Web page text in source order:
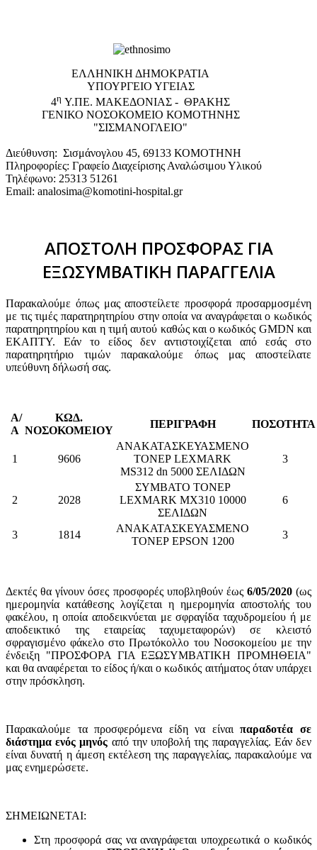
EΛΛΗΝΙΚΗ ΔΗΜΟΚΡΑΤΙΑ
ΥΠΟΥΡΓΕΙΟ ΥΓΕΙΑΣ
4η Υ.ΠΕ. ΜΑΚΕΔΟΝΙΑΣ - ΘΡΑΚΗΣ
ΓΕΝΙΚΟ NΟΣΟΚΟΜΕΙΟ ΚΟΜΟΤΗΝΗΣ
"ΣΙΣΜΑΝΟΓΛΕΙΟ"
Διεύθυνση: Σισμάνογλου 45, 69133 ΚΟΜΟΤΗΝΗ
Πληροφορίες: Γραφείο Διαχείρισης Αναλώσιμου Υλικού
Τηλέφωνο: 25313 51261
Email: analosima@komotini-hospital.gr
ΑΠΟΣΤΟΛΗ ΠΡΟΣΦΟΡΑΣ ΓΙΑ
ΕΞΩΣΥΜΒΑΤΙΚΗ ΠΑΡΑΓΓΕΛΙΑ
Παρακαλούμε όπως μας αποστείλετε προσφορά προσαρμοσμένη
με τις τιμές παρατηρητηρίου στην οποία να αναγράφεται ο κωδικός
παρατηρητηρίου και η τιμή αυτού καθώς και ο κωδικός GMDN και
ΕΚΑΠΤΥ. Εάν το είδος δεν αντιστοιχίζεται από εσάς στο
παρατηρητήριο τιμών παρακαλούμε όπως μας αποστείλατε
υπεύθυνη δήλωσή σας.
Α/
Α
ΚΩΔ.
ΝΟΣΟΚΟΜΕΙΟΥ
ΠΕΡΙΓΡΑΦΗ
1 9606
ΑΝΑΚΑΤΑΣΚΕΥΑΣΜΕΝΟ
ΤΟΝΕΡ LEXMARK
MS312 dn 5000 ΣΕΛΙΔΩΝ
3
2 2028
ΣΥΜΒΑΤΟ ΤΟΝΕΡ
LEXMARK MX310 10000
ΣΕΛΙΔΩΝ
6
3 1814
ΑΝΑΚΑΤΑΣΚΕΥΑΣΜΕΝΟ
ΤΟΝΕΡ EPSON 1200
3
Δεκτές θα γίνουν όσες προσφορές υποβληθούν έως 6/05/2020(ως
ημερομηνία κατάθεσης λογίζεται η ημερομηνία αποστολής του
φακέλου, η οποία αποδεικνύεται με σφραγίδα ταχυδρομείου ή με
αποδεικτικό της εταιρείας ταχυμεταφορών) σε κλειστό
σφραγισμένο φάκελο στο Πρωτόκολλο του Νοσοκομείου με την
ένδειξη "ΠΡΟΣΦΟΡΑ ΓΙΑ ΕΞΩΣΥΜΒΑΤΙΚΗ ΠΡΟΜΗΘΕΙΑ"
και θα αναφέρεται το είδος ή/και ο κωδικός αιτήματος όταν υπάρχει
στην πρόσκληση.
Παρακαλούμε τα προσφερόμενα είδη να είναιπαραδοτέα σε
διάστημα ενός μηνός από την υποβολή της παραγγελίας. Εάν δεν
είναι δυνατή η άμεση εκτέλεση της παραγγελίας, παρακαλούμε να
μας ενημερώσετε.
ΣΗΜΕΙΩΝΕΤΑΙ:
Στη προσφορά σας να αναγράφεται υποχρεωτικά ο κωδικός